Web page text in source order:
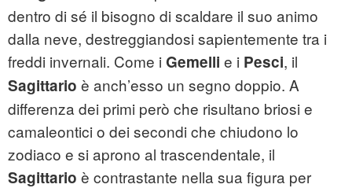
dentro di sé il bisogno di scaldare il suo animo
dalla neve, destreggiandosi sapientemente tra i
freddi invernali. Come i Gemelli e i Pesci, il
Sagittario è anch’esso un segno doppio. A
differenza dei primi però che risultano briosi e
camaleontici o dei secondi che chiudono lo
zodiaco e si aprono al trascendentale, il
Sagittario è contrastante nella sua figura per